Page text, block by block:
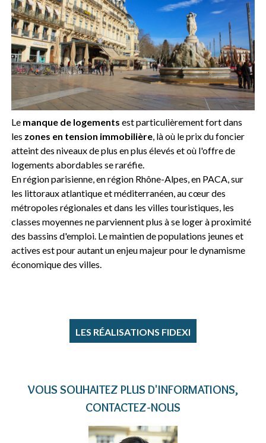
Le manque de logements est particulièrement fort dans
les zones en tension immobilière, là où le prix du foncier
atteint des niveaux de plus en plus élevés et où l'offre de
logements abordables se raréfie.
En région parisienne, en région Rhône-Alpes, en PACA, sur
les littoraux atlantique et méditerranéen, au cœur des
métropoles régionales et dans les villes touristiques, les
classes moyennes ne parviennent plus à se loger à proximité
des bassins d'emploi. Le maintien de populations jeunes et
actives est pour autant un enjeu majeur pour le dynamisme
économique des villes.
LES RÉALISATIONS FIDEXI
VOUS SOUHAITEZ PLUS D'INFORMATIONS,
CONTACTEZ-NOUS